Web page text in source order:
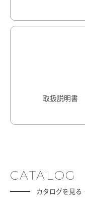
取扱説明書
CATALOG
カタログを見る